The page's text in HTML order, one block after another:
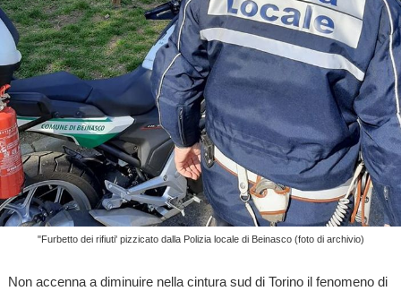
"Furbetto dei rifiuti' pizzicato dalla Polizia locale di Beinasco (foto di archivio)
Non accenna a diminuire nella cintura sud di Torino il fenomeno di